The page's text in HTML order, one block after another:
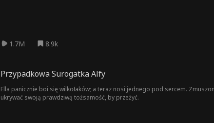
1.7M 8.9k
Przypadkowa Surogatka Alfy
Ella panicznie boi się wilkołaków; a teraz nosi jednego pod sercem.
ukrywać swoją prawdziwą tożsamość, by przeżyć.